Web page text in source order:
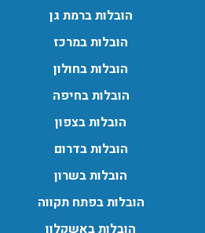
הובלות ברמת גן
הובלות במרכז
הובלות בחולון
הובלות בחיפה
הובלות בצפון
הובלות בדרום
הובלות בשרון
הובלות בפתח תקווה
הובלות באשקלון